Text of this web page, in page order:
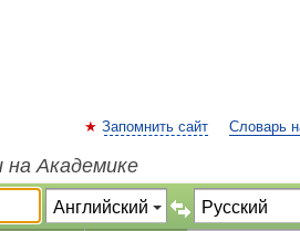
Запомнить сайт Словарь
на Академике